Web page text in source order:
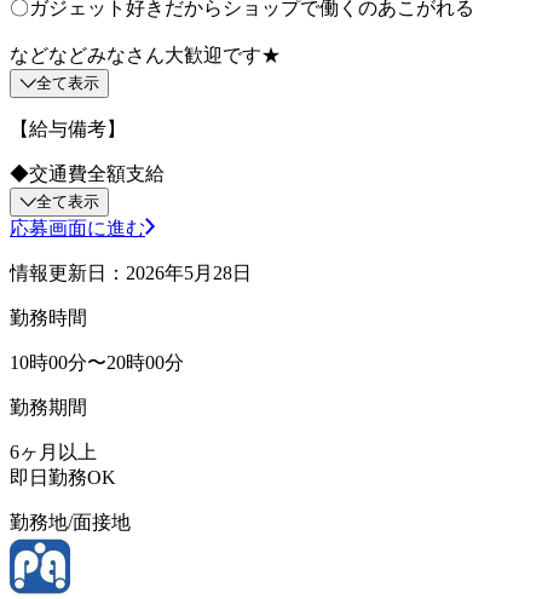
〇ガジェット好きだからショップで働くのあこがれる
などなどみなさん大歓迎です★
全て表示
【給与備考】
◆交通費全額支給
全て表示
応募画面に進む
情報更新日：2026年5月28日
勤務時間
10時00分〜20時00分
勤務期間
6ヶ月以上
即日勤務OK
勤務地/面接地